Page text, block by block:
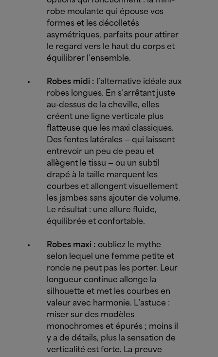
robe moulante qui épouse vos
formes et les décolletés
asymétriques, parfaits pour attirer
le regard vers le haut du corps et
équilibrer l’ensemble.
Robes midi : l’alternative idéale aux
robes longues. En s’arrêtant juste
au-dessus de la cheville, elles
créent une ligne verticale plus
flatteuse que les maxi classiques.
Des fentes latérales — qui laissent
entrevoir un peu de peau et
allègent le tissu — ou un subtil
drapé à la taille marquent les
courbes et allongent visuellement
les jambes sans ajouter de volume.
Le résultat : une allure fluide,
équilibrée et confortable.
Robes maxi : oubliez le mythe
selon lequel une femme petite et
ronde ne peut pas les porter. Leur
longueur continue allonge la
silhouette et met les courbes en
valeur avec harmonie. L’astuce :
miser sur des modèles
monochromes et épurés ; moins il
y a de détails, plus la sensation de
verticalité est forte. La preuve